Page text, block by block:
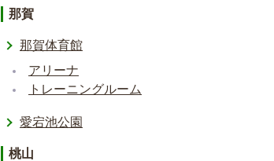
那賀
那賀体育館
アリーナ
トレーニングルーム
愛宕池公園
桃山